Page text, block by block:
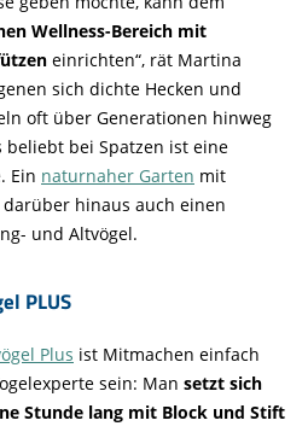
Wellness-Bereich mit
einrichten“, rät Martina
sich dichte Hecken und
oft über Generationen hinweg
bei Spatzen ist eine
Ein naturnaher Garten mit
hinaus auch einen
und Altvögel.
PLUS
Plus ist Mitmachen einfach
sein: Man setzt sich
Stunde lang mit Block und Stift